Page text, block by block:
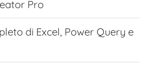
Pro
di Excel, Power Query e